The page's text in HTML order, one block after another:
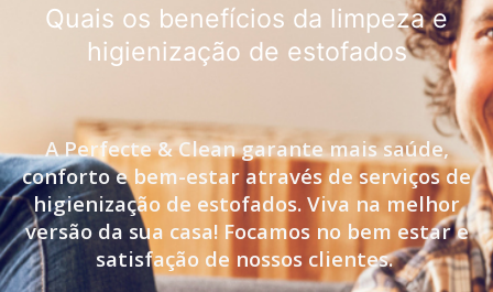
Quais os benefícios da limpeza e
higienização de estofados
A Perfecte & Clean garante mais saúde,
conforto e bem-estar através de serviços de
higienização de estofados. Viva na melhor
versão da sua casa! Focamos no bem estar e
satisfação de nossos clientes.